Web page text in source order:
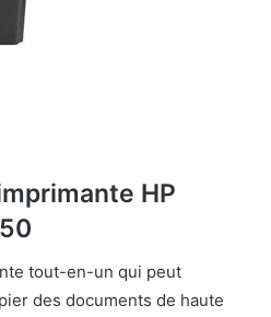
HP
tout-en-un qui peut
des documents de haute